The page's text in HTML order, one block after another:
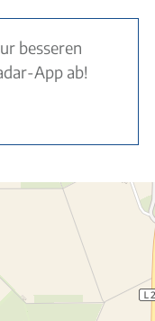
besseren
App ab!